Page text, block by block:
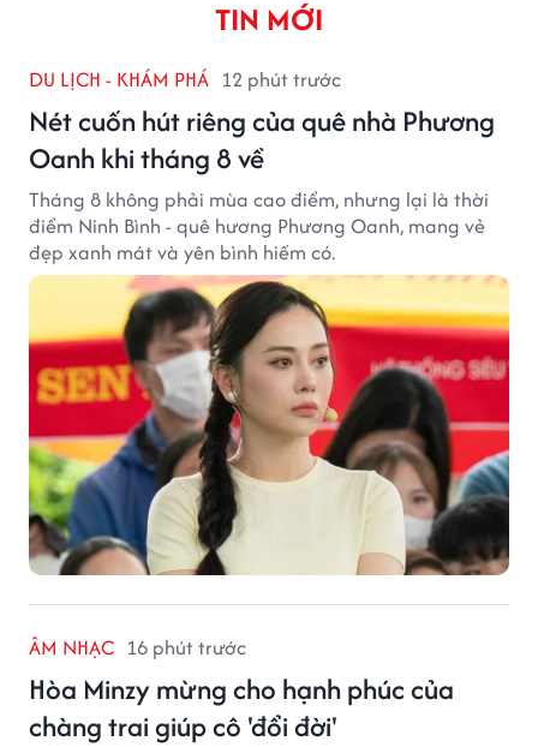
TIN MỚI
DU LỊCH - KHÁM PHÁ 12 phút trước
Nét cuốn hút riêng của quê nhà Phương
Oanh khi tháng 8 về
Tháng 8 không phải mùa cao điểm, nhưng lại là thời
điểm Ninh Bình - quê hương Phương Oanh, mang vẻ
đẹp xanh mát và yên bình hiếm có.
ÂM NHẠC 16 phút trước
Hòa Minzy mừng cho hạnh phúc của
chàng trai giúp cô 'đổi đời'